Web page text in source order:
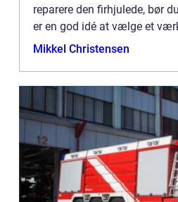
reparere den firhjulede, bør
er en god idé at vælge et
på dit hjem – og som er til
Mikkel Christensen